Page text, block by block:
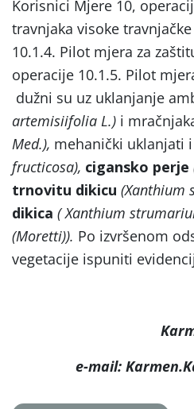
Korisnici Mjere 10,
travnjaka visoke
10.1.4. Pilot mjera za
operacije 10.1.5. Pilot
dužni su uz uklanjanje
artemisiifolia L.) i
Med.), mehanički uklanjati i
fructicosa), cigansko perje
trnovitu dikicu (Xanthium
dikica ( Xanthium
(Moretti)). Po izvršenom
vegetacije ispuniti
e-mail: